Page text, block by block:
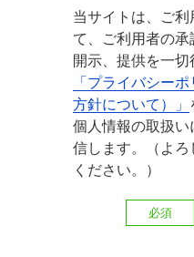
当サイトは、ご
て、ご利用者の
開示、提供を一
「プライバシー
方針について）」
個人情報の取扱
信します。（よろ
ください。）
必須